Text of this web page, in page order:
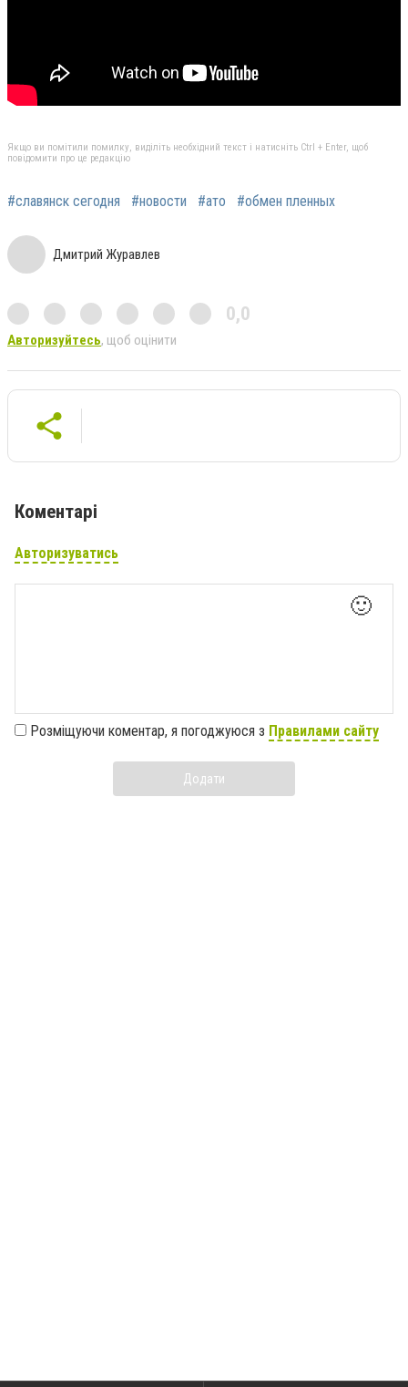
Якщо ви помітили помилку, виділіть необхідний текст і натисніть Ctrl + Enter, щоб
повідомити про це редакцію
#славянск сегодня #новости #ато #обмен пленных
Дмитрий Журавлев
0,0
Авторизуйтесь, щоб оцінити
Коментарі
Авторизуватись
🙂
Розміщуючи коментар, я погоджуюся з Правилами сайту
Додати